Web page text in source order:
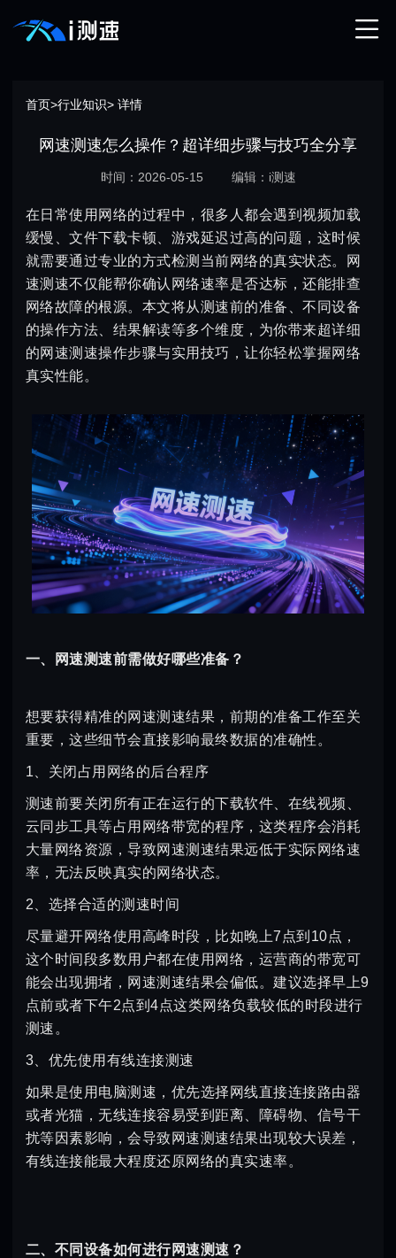
首页>行业知识> 详情
网速测速怎么操作？超详细步骤与技巧全分享
时间：2026-05-15 编辑：i测速
在日常使用网络的过程中，很多人都会遇到视频加载
缓慢、文件下载卡顿、游戏延迟过高的问题，这时候
就需要通过专业的方式检测当前网络的真实状态。网
速测速不仅能帮你确认网络速率是否达标，还能排查
网络故障的根源。本文将从测速前的准备、不同设备
的操作方法、结果解读等多个维度，为你带来超详细
的网速测速操作步骤与实用技巧，让你轻松掌握网络
真实性能。
一、网速测速前需做好哪些准备？
想要获得精准的网速测速结果，前期的准备工作至关
重要，这些细节会直接影响最终数据的准确性。
1、关闭占用网络的后台程序
测速前要关闭所有正在运行的下载软件、在线视频、
云同步工具等占用网络带宽的程序，这类程序会消耗
大量网络资源，导致网速测速结果远低于实际网络速
率，无法反映真实的网络状态。
2、选择合适的测速时间
尽量避开网络使用高峰时段，比如晚上7点到10点，
这个时间段多数用户都在使用网络，运营商的带宽可
能会出现拥堵，网速测速结果会偏低。建议选择早上9
点前或者下午2点到4点这类网络负载较低的时段进行
测速。
3、优先使用有线连接测速
如果是使用电脑测速，优先选择网线直接连接路由器
或者光猫，无线连接容易受到距离、障碍物、信号干
扰等因素影响，会导致网速测速结果出现较大误差，
有线连接能最大程度还原网络的真实速率。
二、不同设备如何进行网速测速？